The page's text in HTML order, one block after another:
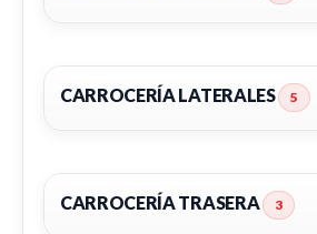
LLANTA 52910AT100 usado.
KIA NIRO II (SG2) 1.6 GDI HYBRID
CARROCERÍA LATERALES 5
CARROCERÍA TRASERA 3